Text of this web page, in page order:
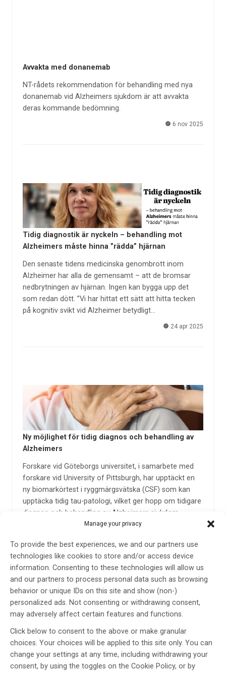
Manage your privacy
To provide the best experiences, we and our partners use
technologies like cookies to store and/or access device
information. Consenting to these technologies will allow us
and our partners to process personal data such as browsing
behavior or unique IDs on this site and show (non-)
personalized ads. Not consenting or withdrawing consent,
may adversely affect certain features and functions.
Click below to consent to the above or make granular
choices. Your choices will be applied to this site only. You can
change your settings at any time, including withdrawing your
consent, by using the toggles on the Cookie Policy, or by
Avvakta med donanemab
NT-rådets rekommendation för behandling med nya
donanemab vid Alzheimers sjukdom är att avvakta
deras kommande bedömning.
6 nov 2025
Tidig diagnostik är nyckeln – behandling mot
Alzheimers måste hinna ”rädda” hjärnan
Den senaste tidens medicinska genombrott inom
Alzheimer har alla de gemensamt – att de bromsar
nedbrytningen av hjärnan. Ingen kan bygga upp det
som redan dött. ”Vi har hittat ett sätt att hitta tecken
på kognitiv svikt vid Alzheimer betydligt…
24 apr 2025
Ny möjlighet för tidig diagnos och behandling av
Alzheimers
Forskare vid Göteborgs universitet, i samarbete med
forskare vid University of Pittsburgh, har upptäckt en
ny biomarkörtest i ryggmärgsvätska (CSF) som kan
upptäcka tidig tau-patologi, vilket ger hopp om tidigare
diagnos och behandling av Alzheimers sjukdom.
Tohidul Islam, korresponderande författare,…
24 apr 2025
Blodprov kan utesluta begynnande demens
Forskare vid Karolinska Institutet har visat hur några